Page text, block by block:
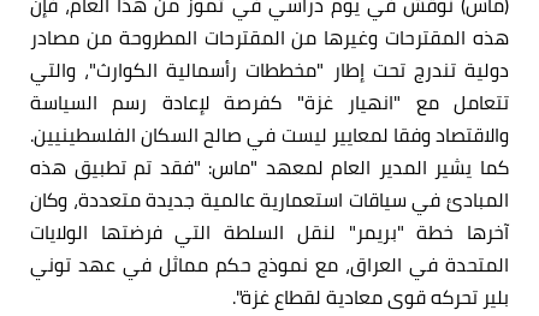
هذه المقترحات وغيرها من المقترحات المطروحة من مصادر
دولية تندرج تحت إطار "مخططات رأسمالية الكوارث"، والتي
تتعامل مع "انهيار غزة" كفرصة لإعادة رسم السياسة
والاقتصاد وفقا لمعايير ليست في صالح السكان الفلسطينيين.
كما يشير المدير العام لمعهد "ماس: "فقد تم تطبيق هذه
المبادئ في سياقات استعمارية عالمية جديدة متعددة، وكان
آخرها خطة "بريمر" لنقل السلطة التي فرضتها الولايات
المتحدة في العراق، مع نموذج حكم مماثل في عهد توني
بلير تحركه قوى معادية لقطاع غزة".